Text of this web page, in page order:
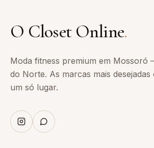
O Closet Online.
Moda fitness premium em Mossoró
do Norte. As marcas mais desejadas
um só lugar.